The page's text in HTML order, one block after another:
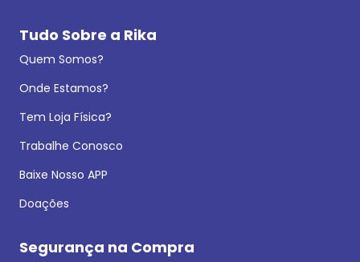
Tudo Sobre a Rika
Quem Somos?
Onde Estamos?
Tem Loja Física?
Trabalhe Conosco
Baixe Nosso APP
Doações
Segurança na Compra